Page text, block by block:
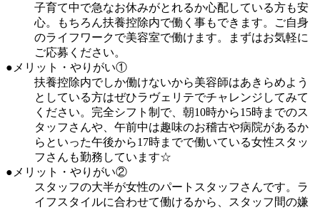
子育て中で急なお休みがとれるか心配している方も安
心。もちろん扶養控除内で働く事もできます。ご自身
のライフワークで美容室で働けます。まずはお気軽に
ご応募ください。
●メリット・やりがい①
扶養控除内でしか働けないから美容師はあきらめよう
としている方はぜひラヴェリテでチャレンジしてみて
ください。完全シフト制で、朝10時から15時までのス
タッフさんや、午前中は趣味のお稽古や病院があるか
らといった午後から17時までで働いている女性スタッ
フさんも勤務しています☆
●メリット・やりがい②
スタッフの大半が女性のパートスタッフさんです。ラ
イフスタイルに合わせて働けるから、スタッフ間の嫌